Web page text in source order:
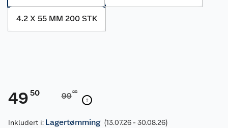
4.2 X 55 MM 200 STK
49 50 9900
Inkludert i: Lagertømming (13.07.26 - 30.08.26)